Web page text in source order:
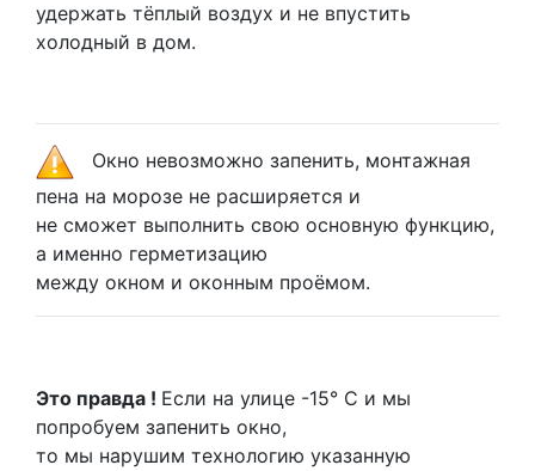
удержать тёплый воздух и не впустить
холодный в дом.
Окно невозможно запенить, монтажная
пена на морозе не расширяется и
не сможет выполнить свою основную функцию,
а именно герметизацию
между окном и оконным проёмом.
Это правда ! Если на улице -15° С и мы
попробуем запенить окно,
то мы нарушим технологию указанную